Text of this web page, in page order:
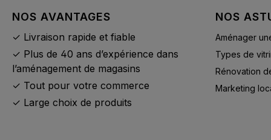
NOS AVANTAGES
✓ Livraison rapide et fiable
✓ Plus de 40 ans d’expérience dans
l’aménagement de magasins
✓ Tout pour votre commerce
✓ Large choix de produits
NOS
Aménager
Types de
Rénovation
Marketing